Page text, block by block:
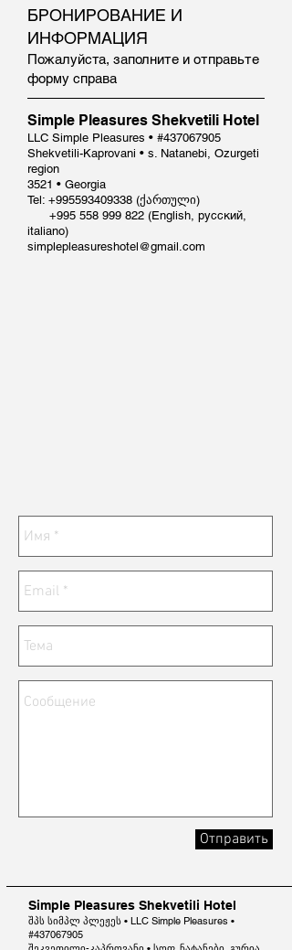
БРОНИРОВАНИЕ И
ИНФОРМАЦИЯ
Пожалуйста, заполните и отправьте
форму справа
Simple Pleasures Shekvetili Hotel
LLC Simple Pleasures • #437067905
Shekvetili-Kaprovani • s. Natanebi, Ozurgeti
region
3521 • Georgia
Tel: +995593409338 (ქართული)
+995 558 999 822 (English, русский,
italiano)
simplepleasureshotel@gmail.com
Отправить
Simple Pleasures Shekvetili Hotel
შპს სიმპლ პლეჟეს • LLC Simple Pleasures •
#437067905